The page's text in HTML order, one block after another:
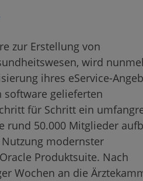
zur Erstellung von
wird
ihres eService-
software gelieferten
für Schritt ein
rund 50.000 Mitglieder
modernster
Produktsuite. Nach
Wochen an die